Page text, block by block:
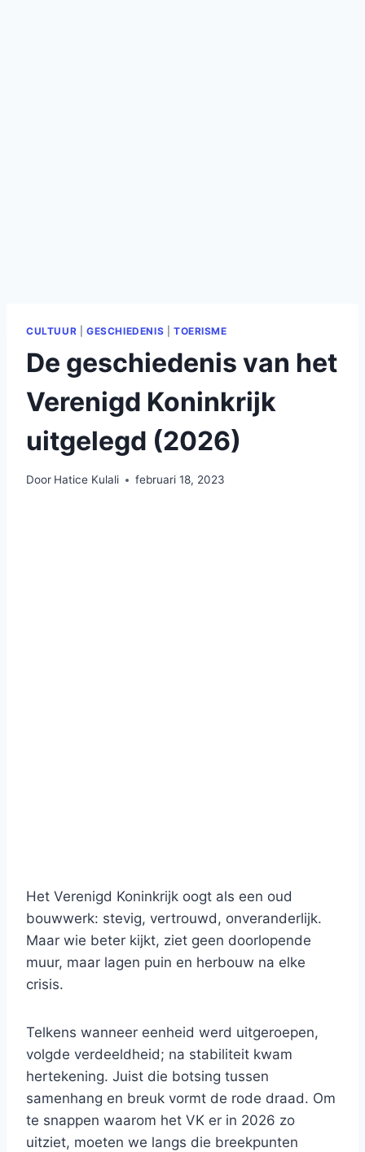
CULTUUR GESCHIEDENIS TOERISME
De geschiedenis van het
Verenigd Koninkrijk
uitgelegd (2026)
Door Hatice Kulali februari 18, 2023
Het Verenigd Koninkrijk oogt als een oud
bouwwerk: stevig, vertrouwd, onveranderlijk.
Maar wie beter kijkt, ziet geen doorlopende
muur, maar lagen puin en herbouw na elke
crisis.
Telkens wanneer eenheid werd uitgeroepen,
volgde verdeeldheid; na stabiliteit kwam
hertekening. Juist die botsing tussen
samenhang en breuk vormt de rode draad. Om
te snappen waarom het VK er in 2026 zo
uitziet, moeten we langs die breekpunten